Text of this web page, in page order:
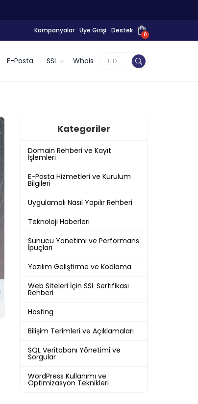
Kampanyalar Üye Girişi Destek
0
E-Posta SSL Whois
Kategoriler
Domain Rehberi ve Kayıt
İşlemleri
E-Posta Hizmetleri ve Kurulum
Bilgileri
Uygulamalı Nasıl Yapılır Rehberi
Teknoloji Haberleri
Sunucu Yönetimi ve Performans
İpuçları
Yazılım Geliştirme ve Kodlama
Web Siteleri İçin SSL Sertifikası
Rehberi
Hosting
Bilişim Terimleri ve Açıklamaları
SQL Veritabanı Yönetimi ve
Sorgular
WordPress Kullanımı ve
Optimizasyon Teknikleri